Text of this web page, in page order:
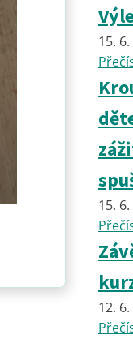
15.
15.
12.